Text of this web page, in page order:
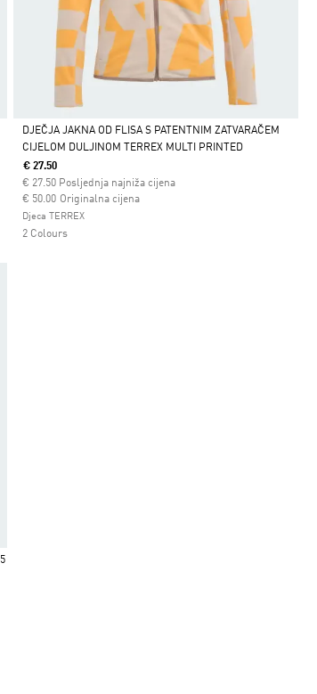
Da
DJEČJA JAKNA OD FLISA S PATENTNIM ZATVARAČEM
CIJELOM DULJINOM TERREX MULTI PRINTED
€ 27.50
€ 27.50 Posljednja najniža cijena
Originalna cijena
Cijena umanjena od
€ 50.00za
Djeca TERREX
2 Colours